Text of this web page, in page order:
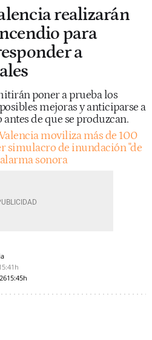
realizarán
para
a
poner a prueba los
mejoras y anticiparse a
de que se produzcan.
moviliza más de 100
simulacro de inundación "de
sonora
15:45h